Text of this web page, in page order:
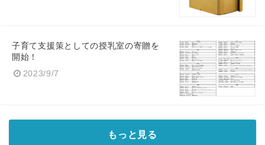
子育て支援策としての授乳室の寄贈を
開始！
2023/9/7
もっと見る